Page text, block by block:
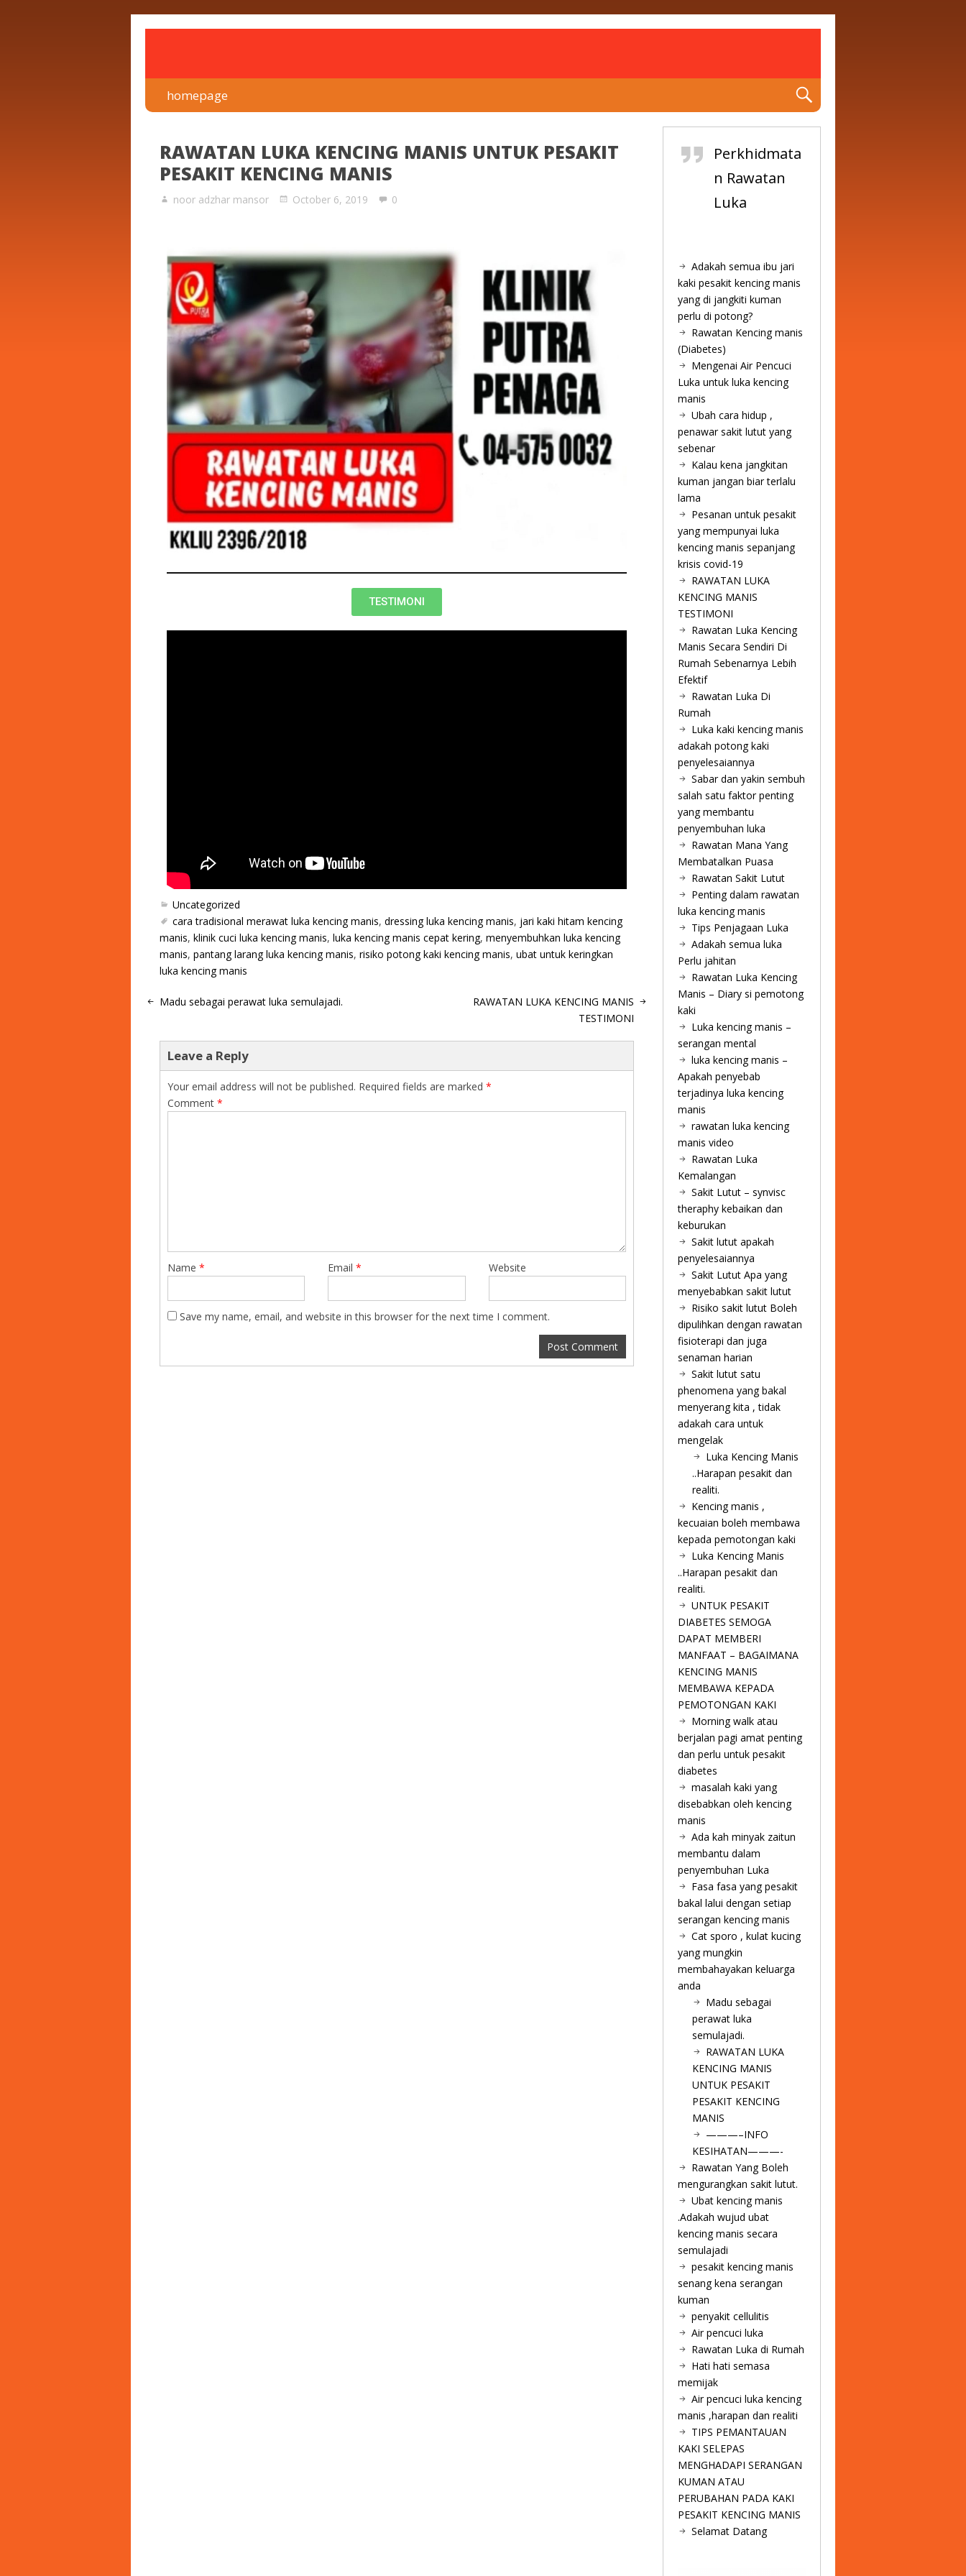
homepage
RAWATAN LUKA KENCING MANIS UNTUK PESAKIT
PESAKIT KENCING MANIS
noor adzhar mansor October 6, 2019 0
TESTIMONI
Uncategorized
cara tradisional merawat luka kencing manis, dressing luka kencing manis, jari kaki hitam kencing
manis, klinik cuci luka kencing manis, luka kencing manis cepat kering, menyembuhkan luka kencing
manis, pantang larang luka kencing manis, risiko potong kaki kencing manis, ubat untuk keringkan
luka kencing manis
Madu sebagai perawat luka semulajadi.
RAWATAN LUKA KENCING MANIS
TESTIMONI
Leave a Reply
Your email address will not be published. Required fields are marked *
Comment *
Name * Email* Website
Save my name, email, and website in this browser for the next time I comment.
Perkhidmata
n Rawatan
Luka
Adakah semua ibu jari
kaki pesakit kencing manis
yang di jangkiti kuman
perlu di potong?
Rawatan Kencing manis
(Diabetes)
Mengenai Air Pencuci
Luka untuk luka kencing
manis
Ubah cara hidup ,
penawar sakit lutut yang
sebenar
Kalau kena jangkitan
kuman jangan biar terlalu
lama
Pesanan untuk pesakit
yang mempunyai luka
kencing manis sepanjang
krisis covid-19
RAWATAN LUKA
KENCING MANIS
TESTIMONI
Rawatan Luka Kencing
Manis Secara Sendiri Di
Rumah Sebenarnya Lebih
Efektif
Rawatan Luka Di
Rumah
Luka kaki kencing manis
adakah potong kaki
penyelesaiannya
Sabar dan yakin sembuh
salah satu faktor penting
yang membantu
penyembuhan luka
Rawatan Mana Yang
Membatalkan Puasa
Rawatan Sakit Lutut
Penting dalam rawatan
luka kencing manis
Tips Penjagaan Luka
Adakah semua luka
Perlu jahitan
Rawatan Luka Kencing
Manis – Diary si pemotong
kaki
Luka kencing manis –
serangan mental
luka kencing manis –
Apakah penyebab
terjadinya luka kencing
manis
rawatan luka kencing
manis video
Rawatan Luka
Kemalangan
Sakit Lutut – synvisc
theraphy kebaikan dan
keburukan
Sakit lutut apakah
penyelesaiannya
Sakit Lutut Apa yang
menyebabkan sakit lutut
Risiko sakit lutut Boleh
dipulihkan dengan rawatan
fisioterapi dan juga
senaman harian
Sakit lutut satu
phenomena yang bakal
menyerang kita , tidak
adakah cara untuk
mengelak
Luka Kencing Manis
..Harapan pesakit dan
realiti.
Kencing manis ,
kecuaian boleh membawa
kepada pemotongan kaki
Luka Kencing Manis
..Harapan pesakit dan
realiti.
UNTUK PESAKIT
DIABETES SEMOGA
DAPAT MEMBERI
MANFAAT – BAGAIMANA
KENCING MANIS
MEMBAWA KEPADA
PEMOTONGAN KAKI
Morning walk atau
berjalan pagi amat penting
dan perlu untuk pesakit
diabetes
masalah kaki yang
disebabkan oleh kencing
manis
Ada kah minyak zaitun
membantu dalam
penyembuhan Luka
Fasa fasa yang pesakit
bakal lalui dengan setiap
serangan kencing manis
Cat sporo , kulat kucing
yang mungkin
membahayakan keluarga
anda
Madu sebagai
perawat luka
semulajadi.
RAWATAN LUKA
KENCING MANIS
UNTUK PESAKIT
PESAKIT KENCING
MANIS
———–INFO
KESIHATAN———-
Rawatan Yang Boleh
mengurangkan sakit lutut.
Ubat kencing manis
.Adakah wujud ubat
kencing manis secara
semulajadi
pesakit kencing manis
senang kena serangan
kuman
penyakit cellulitis
Air pencuci luka
Rawatan Luka di Rumah
Hati hati semasa
memijak
Air pencuci luka kencing
manis ,harapan dan realiti
TIPS PEMANTAUAN
KAKI SELEPAS
MENGHADAPI SERANGAN
KUMAN ATAU
PERUBAHAN PADA KAKI
PESAKIT KENCING MANIS
Selamat Datang